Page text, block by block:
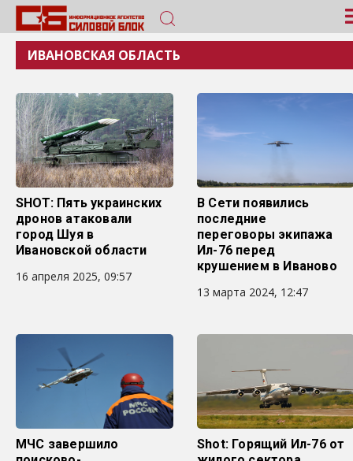
ИВАНОВСКАЯ ОБЛАСТЬ
SHOT: Пять украинских
дронов атаковали
город Шуя в
Ивановской области
16 апреля 2025, 09:57
В Сети появились
последние
переговоры экипажа
Ил-76 перед
крушением в Иваново
13 марта 2024, 12:47
МЧС завершило
Shot: Горящий Ил-76 от